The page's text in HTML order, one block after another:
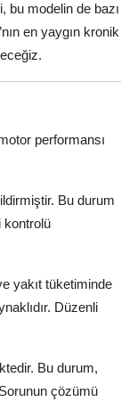
bu modelin de bazı
en yaygın kronik
performansı
Bu durum
kontrolü
yakıt tüketiminde
Düzenli
Bu durum,
çözümü